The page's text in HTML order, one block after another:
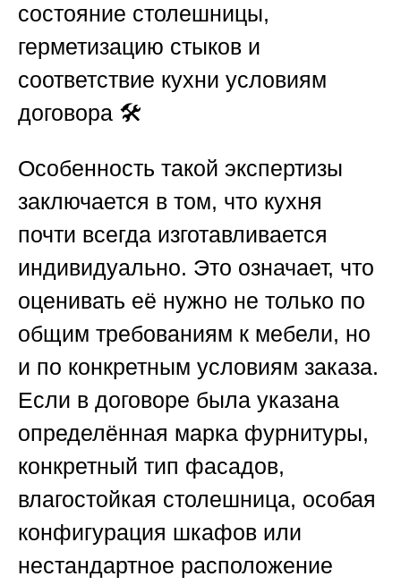
состояние столешницы,
герметизацию стыков и
соответствие кухни условиям
договора 🛠️
Особенность такой экспертизы
заключается в том, что кухня
почти всегда изготавливается
индивидуально. Это означает, что
оценивать её нужно не только по
общим требованиям к мебели, но
и по конкретным условиям заказа.
Если в договоре была указана
определённая марка фурнитуры,
конкретный тип фасадов,
влагостойкая столешница, особая
конфигурация шкафов или
нестандартное расположение